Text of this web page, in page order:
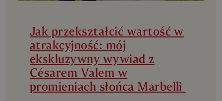
Jak przekształcić wartość w
atrakcyjność: mój
ekskluzywny wywiad z
Césarem Valem w
promieniach słońca Marbelli